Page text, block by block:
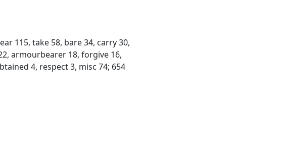
115, take 58, bare 34, carry 30,
armourbearer 18, forgive 16,
4, respect 3, misc 74; 654